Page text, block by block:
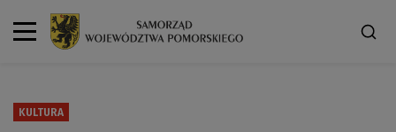
KULTURA